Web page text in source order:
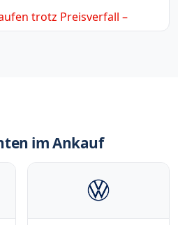
trotz Preisverfall –
im Ankauf